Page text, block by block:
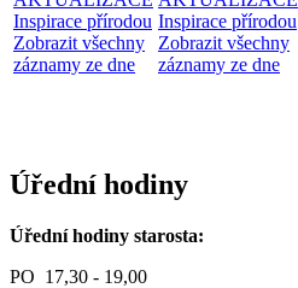
Inspirace přírodou
Zobrazit všechny
záznamy ze dne
Inspirace přírodou
Zobrazit všechny
záznamy ze dne
Úřední hodiny
Úřední hodiny starosta:
PO 17,30 - 19,00